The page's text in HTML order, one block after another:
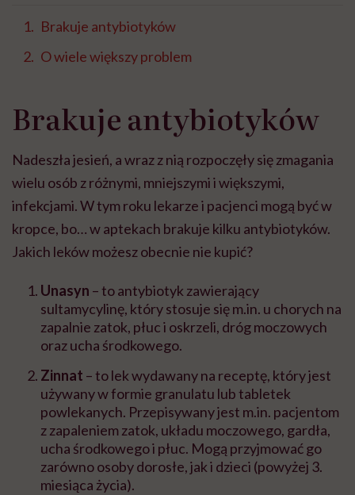
Brakuje antybiotyków
O wiele większy problem
Brakuje antybiotyków
Nadeszła jesień, a wraz z nią rozpoczęły się zmagania
wielu osób z różnymi, mniejszymi i większymi,
infekcjami. W tym roku lekarze i pacjenci mogą być w
kropce, bo… w aptekach brakuje kilku antybiotyków.
Jakich leków możesz obecnie nie kupić?
Unasyn – to antybiotyk zawierający
sultamycylinę, który stosuje się m.in. u chorych na
zapalnie zatok, płuc i oskrzeli, dróg moczowych
oraz ucha środkowego.
Zinnat – to lek wydawany na receptę, który jest
używany w formie granulatu lub tabletek
powlekanych. Przepisywany jest m.in. pacjentom
z zapaleniem zatok, układu moczowego, gardła,
ucha środkowego i płuc. Mogą przyjmować go
zarówno osoby dorosłe, jak i dzieci (powyżej 3.
miesiąca życia).